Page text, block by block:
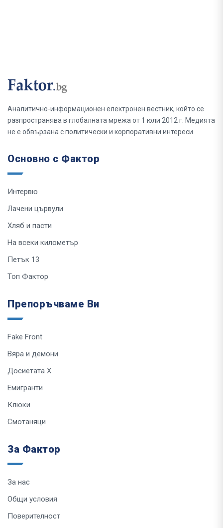
Аналитично-информационен електронен вестник, който се
разпространява в глобалната мрежа от 1 юли 2012 г. Медията
не е обвързана с политически и корпоративни интереси.
Основно с Фактор
Интервю
Лачени цървули
Хляб и пасти
На всеки километър
Петък 13
Топ Фактор
Препоръчваме Ви
Fake Front
Вяра и демони
Досиетата Х
Емигранти
Клюки
Смотаняци
За Фактор
За нас
Общи условия
Поверителност